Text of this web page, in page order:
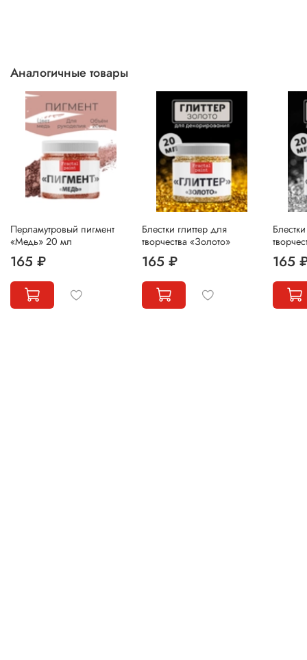
Аналогичные товары
Перламутровый пигмент
«Медь» 20 мл
165 ₽
Блестки глиттер для
творчества «Золото»
165 ₽ 165